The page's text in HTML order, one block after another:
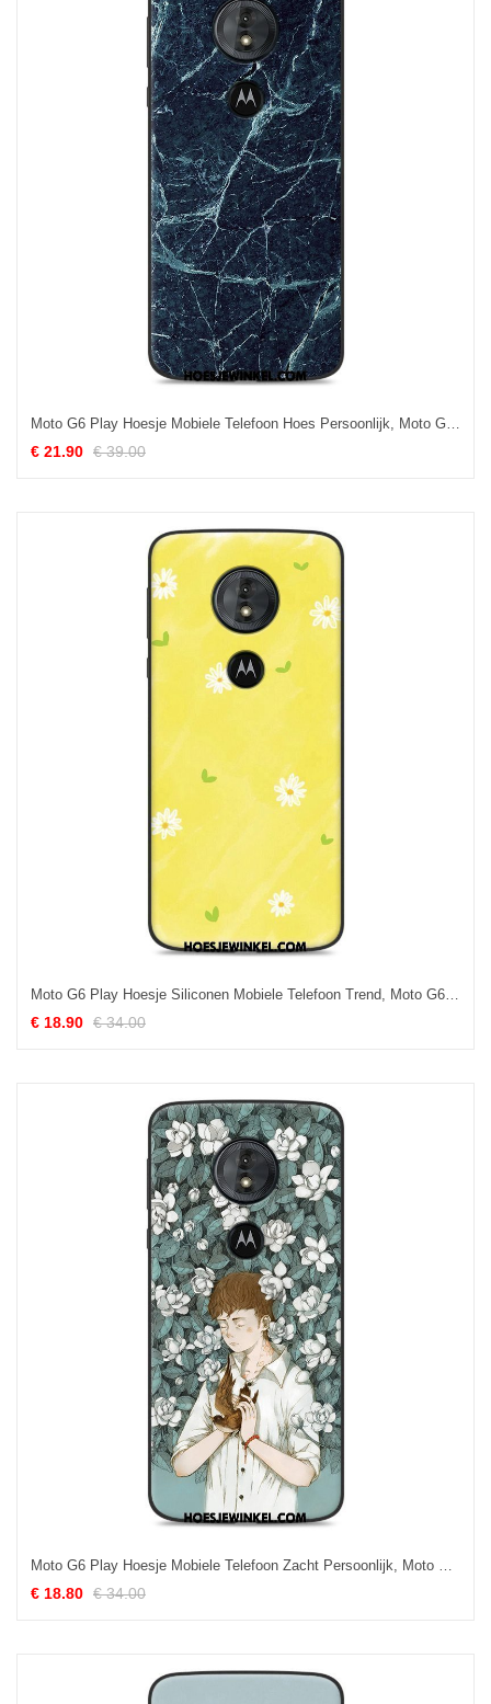
Moto G6 Play Hoesje Mobiele Telefoon Hoes Persoonlijk, Moto G6 Play Hoesje Patroon Zacht
€ 21.90 € 39.00
Moto G6 Play Hoesje Siliconen Mobiele Telefoon Trend, Moto G6 Play Hoesje Persoonlijk Grappig
€ 18.90 € 34.00
Moto G6 Play Hoesje Mobiele Telefoon Zacht Persoonlijk, Moto G6 Play Hoesje Hoes Groen
€ 18.80 € 34.00